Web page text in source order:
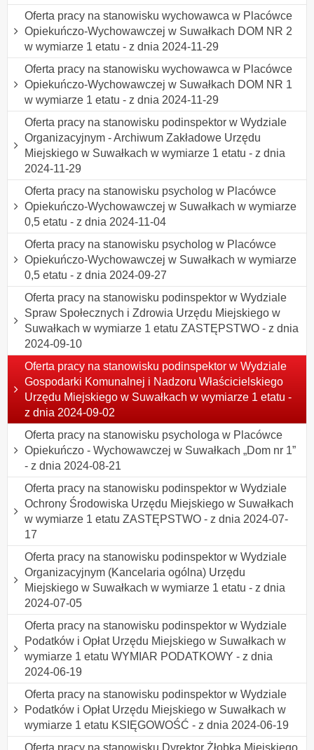
Oferta pracy na stanowisku wychowawca w Placówce
Opiekuńczo-Wychowawczej w Suwałkach DOM NR 2
w wymiarze 1 etatu - z dnia 2024-11-29
Oferta pracy na stanowisku wychowawca w Placówce
Opiekuńczo-Wychowawczej w Suwałkach DOM NR 1
w wymiarze 1 etatu - z dnia 2024-11-29
Oferta pracy na stanowisku podinspektor w Wydziale
Organizacyjnym - Archiwum Zakładowe Urzędu
Miejskiego w Suwałkach w wymiarze 1 etatu - z dnia
2024-11-29
Oferta pracy na stanowisku psycholog w Placówce
Opiekuńczo-Wychowawczej w Suwałkach w wymiarze
0,5 etatu - z dnia 2024-11-04
Oferta pracy na stanowisku psycholog w Placówce
Opiekuńczo-Wychowawczej w Suwałkach w wymiarze
0,5 etatu - z dnia 2024-09-27
Oferta pracy na stanowisku podinspektor w Wydziale
Spraw Społecznych i Zdrowia Urzędu Miejskiego w
Suwałkach w wymiarze 1 etatu ZASTĘPSTWO - z dnia
2024-09-10
Oferta pracy na stanowisku podinspektor w Wydziale
Gospodarki Komunalnej i Nadzoru Właścicielskiego
Urzędu Miejskiego w Suwałkach w wymiarze 1 etatu -
z dnia 2024-09-02
Oferta pracy na stanowisku psychologa w Placówce
Opiekuńczo - Wychowawczej w Suwałkach „Dom nr 1”
- z dnia 2024-08-21
Oferta pracy na stanowisku podinspektor w Wydziale
Ochrony Środowiska Urzędu Miejskiego w Suwałkach
w wymiarze 1 etatu ZASTĘPSTWO - z dnia 2024-07-
17
Oferta pracy na stanowisku podinspektor w Wydziale
Organizacyjnym (Kancelaria ogólna) Urzędu
Miejskiego w Suwałkach w wymiarze 1 etatu - z dnia
2024-07-05
Oferta pracy na stanowisku podinspektor w Wydziale
Podatków i Opłat Urzędu Miejskiego w Suwałkach w
wymiarze 1 etatu WYMIAR PODATKOWY - z dnia
2024-06-19
Oferta pracy na stanowisku podinspektor w Wydziale
Podatków i Opłat Urzędu Miejskiego w Suwałkach w
wymiarze 1 etatu KSIĘGOWOŚĆ - z dnia 2024-06-19
Oferta pracy na stanowisku Dyrektor Żłobka Miejskiego